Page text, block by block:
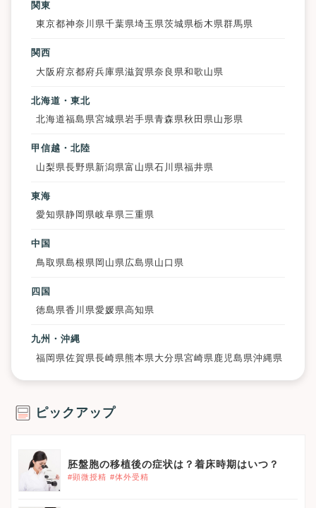
関東
東京都神奈川県千葉県埼玉県茨城県栃木県群馬県
関西
大阪府京都府兵庫県滋賀県奈良県和歌山県
北海道・東北
北海道福島県宮城県岩手県青森県秋田県山形県
甲信越・北陸
山梨県長野県 新潟県富山県石川県福井県
東海
愛知県静岡県岐阜県三重県
中国
鳥取県島根県 岡山県 広島県 山口県
四国
徳島県香川県愛媛県高知県
九州・沖縄
福岡県佐賀県長崎県 熊本県 大分県宮崎県 鹿児島県沖縄県
ピックアップ
胚盤胞の移植後の症状は？着床時期はいつ？
#顕微授精 #体外受精